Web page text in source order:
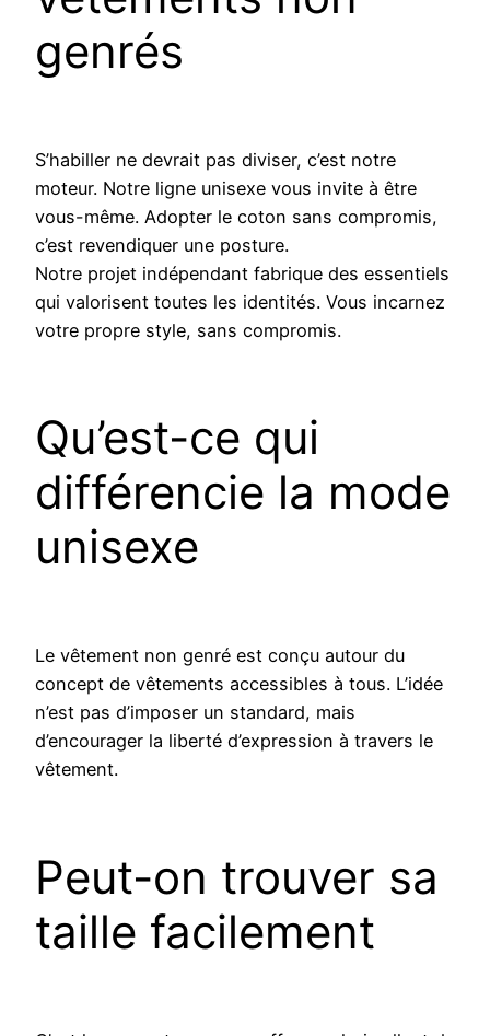
genrés
S’habiller ne devrait pas diviser, c’est notre
moteur. Notre ligne unisexe vous invite à être
vous-même. Adopter le coton sans compromis,
c’est revendiquer une posture.
Notre projet indépendant fabrique des essentiels
qui valorisent toutes les identités. Vous incarnez
votre propre style, sans compromis.
Qu’est-ce qui
différencie la mode
unisexe
Le vêtement non genré est conçu autour du
concept de vêtements accessibles à tous. L’idée
n’est pas d’imposer un standard, mais
d’encourager la liberté d’expression à travers le
vêtement.
Peut-on trouver sa
taille facilement